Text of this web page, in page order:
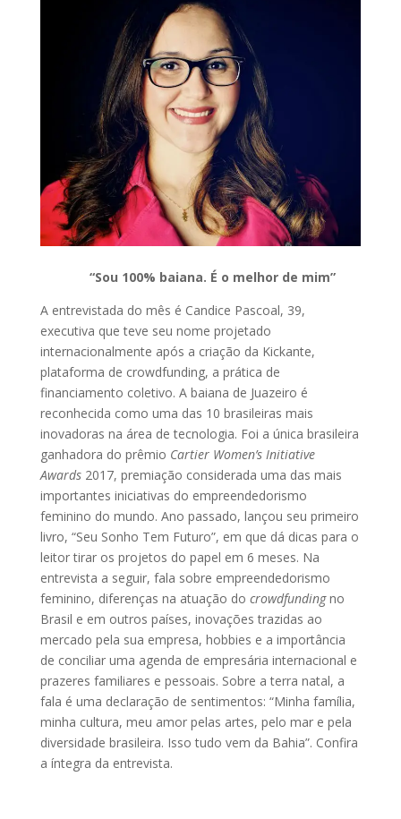
“Sou 100% baiana. É o melhor de mim”
A entrevistada do mês é Candice Pascoal, 39,
executiva que teve seu nome projetado
internacionalmente após a criação da Kickante,
plataforma de crowdfunding, a prática de
financiamento coletivo. A baiana de Juazeiro é
reconhecida como uma das 10 brasileiras mais
inovadoras na área de tecnologia. Foi a única brasileira
ganhadora do prêmio Cartier Women’s Initiative
Awards2017, premiação considerada uma das mais
importantes iniciativas do empreendedorismo
feminino do mundo. Ano passado, lançou seu primeiro
livro, “Seu Sonho Tem Futuro”, em que dá dicas para o
leitor tirar os projetos do papel em 6 meses. Na
entrevista a seguir, fala sobre empreendedorismo
feminino, diferenças na atuação do crowdfundingno
Brasil e em outros países, inovações trazidas ao
mercado pela sua empresa, hobbies e a importância
de conciliar uma agenda de empresária internacional e
prazeres familiares e pessoais. Sobre a terra natal, a
fala é uma declaração de sentimentos: “Minha família,
minha cultura, meu amor pelas artes, pelo mar e pela
diversidade brasileira. Isso tudo vem da Bahia”. Confira
a íntegra da entrevista.